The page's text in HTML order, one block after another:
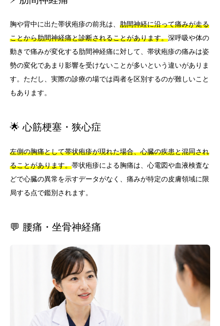
胸や背中に出た帯状疱疹の前兆は、 肋間神経に沿って痛みが走る
ことから肋間神経痛と診断されることがあります。深呼吸や体の
動きで痛みが変化する肋間神経痛に対して、帯状疱疹の痛みは姿
勢の変化であまり影響を受けないことが多いという違いがありま
す。ただし、実際の診療の場では両者を区別するのが難しいこと
もあります。
🌟 心筋梗塞・狭心症
左側の胸痛として帯状疱疹が現れた場合、心臓の疾患と混同され
ることがあります。帯状疱疹による胸痛は、心電図や血液検査な
どで心臓の異常を示すデータがなく、痛みが特定の皮膚領域に限
局する点で鑑別されます。
💬 腰痛・坐骨神経痛